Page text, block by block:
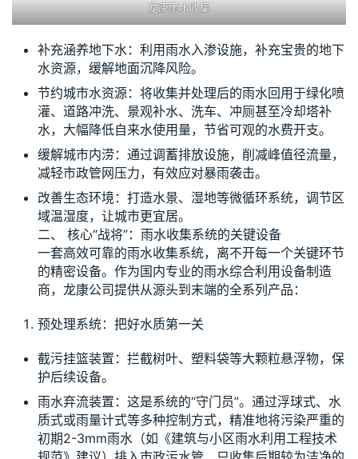
龙康雨水收集
补充涵养地下水：利用雨水入渗设施，补充宝贵的地下
水资源，缓解地面沉降风险。
节约城市水资源：将收集并处理后的雨水回用于绿化喷
灌、道路冲洗、景观补水、洗车、冲厕甚至冷却塔补
水，大幅降低自来水使用量，节省可观的水费开支。
缓解城市内涝：通过调蓄排放设施，削减峰值径流量，
减轻市政管网压力，有效应对暴雨袭击。
改善生态环境：打造水景、湿地等微循环系统，调节区
域温湿度，让城市更宜居。
二、 核心“战将”：雨水收集系统的关键设备
一套高效可靠的雨水收集系统，离不开每一个关键环节
的精密设备。作为国内专业的雨水综合利用设备制造
商，龙康公司提供从源头到末端的全系列产品：
预处理系统：把好水质第一关
截污挂篮装置：拦截树叶、塑料袋等大颗粒悬浮物，保
护后续设备。
雨水弃流装置：这是系统的“守门员”。通过浮球式、水
质式或雨量计式等多种控制方式，精准地将污染严重的
初期2-3mm雨水（如《建筑与小区雨水利用工程技术